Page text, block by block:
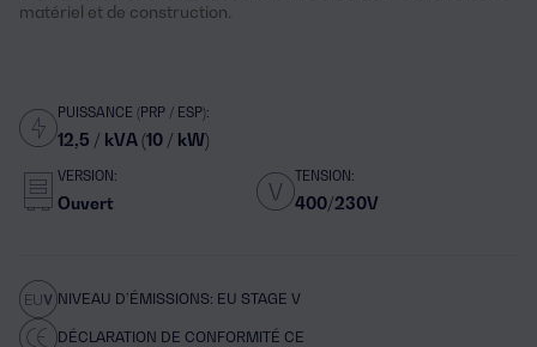
matériel et de construction.
PUISSANCE (PRP / ESP):
12,5 / kVA (10 / kW)
VERSION:
Ouvert
TENSION:
400/230V
NIVEAU D’ÉMISSIONS: EU STAGE V
DÉCLARATION DE CONFORMITÉ CE